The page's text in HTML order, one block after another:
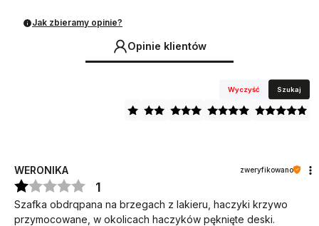
Jak zbieramy opinie?
Opinie klientów
Wyczyść Szukaj
WERONIKA zweryfikowano
1
Szafka obdrqpana na brzegach z lakieru, haczyki krzywo
przymocowane, w okolicach haczyków pęknięte deski.